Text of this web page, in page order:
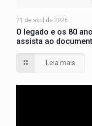
21 de abril de 2026
O legado e os 80
assista ao
Leia mais